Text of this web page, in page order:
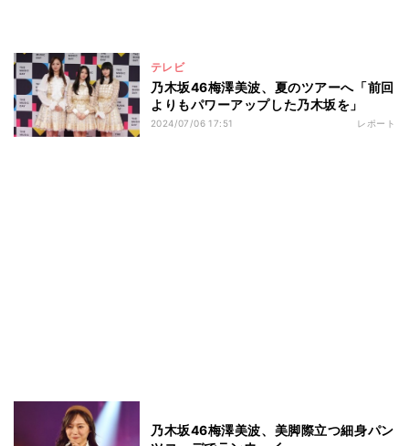
テレビ
乃木坂46梅澤美波、夏のツアーへ「前回
よりもパワーアップした乃木坂を」
2024/07/06 17:51 レポート
乃木坂46梅澤美波、美脚際立つ細身パン